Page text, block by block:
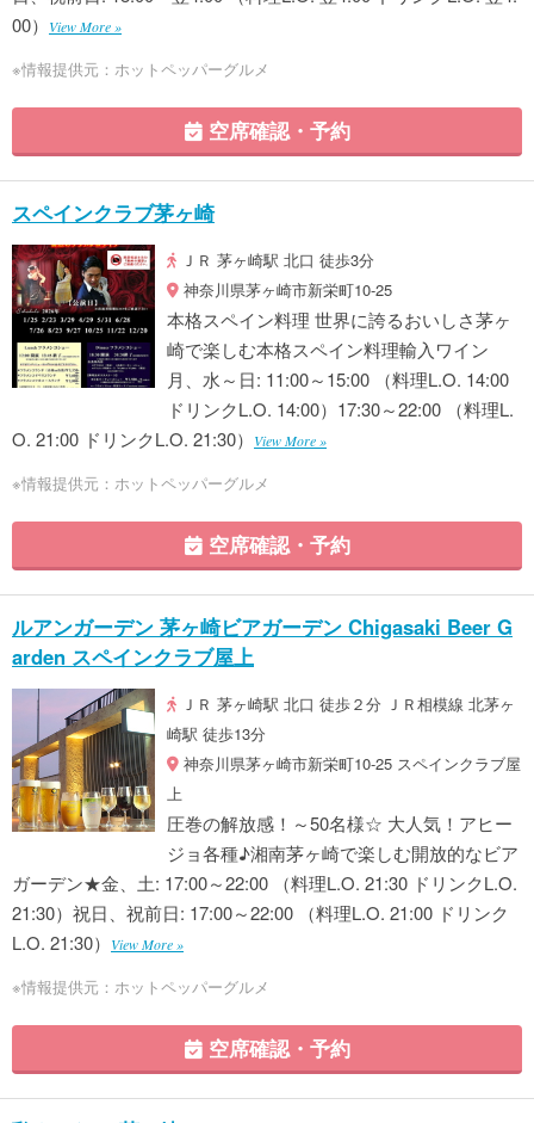
00）
View More »
※情報提供元：ホットペッパーグルメ
空席確認・予約
スペインクラブ茅ヶ崎
ＪＲ 茅ヶ崎駅 北口 徒歩3分
神奈川県茅ヶ崎市新栄町10-25
本格スペイン料理 世界に誇るおいしさ茅ヶ
崎で楽しむ本格スペイン料理輸入ワイン
月、水～日: 11:00～15:00 （料理L.O. 14:00
ドリンクL.O. 14:00）17:30～22:00 （料理L.
O. 21:00 ドリンクL.O. 21:30）
View More »
※情報提供元：ホットペッパーグルメ
空席確認・予約
ルアンガーデン 茅ヶ崎ビアガーデン Chigasaki Beer G
arden スペインクラブ屋上
ＪＲ 茅ヶ崎駅 北口 徒歩２分 ＪＲ相模線 北茅ヶ
崎駅 徒歩13分
神奈川県茅ヶ崎市新栄町10-25 スペインクラブ屋
上
圧巻の解放感！～50名様☆ 大人気！アヒー
ジョ各種♪湘南茅ヶ崎で楽しむ開放的なビア
ガーデン★金、土: 17:00～22:00 （料理L.O. 21:30 ドリンクL.O.
21:30）祝日、祝前日: 17:00～22:00 （料理L.O. 21:00 ドリンク
L.O. 21:30）
View More »
※情報提供元：ホットペッパーグルメ
空席確認・予約